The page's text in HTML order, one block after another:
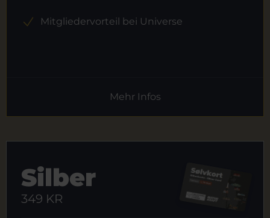
Mitgliedervorteil bei Universe
Mehr Infos
Silber
349 KR